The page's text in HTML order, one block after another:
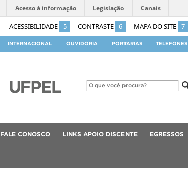
ACESSIBILIDADE 5 CONTRASTE 6 MAPA DO SITE 7
Acesso à informação Legislação Canais
INTERNACIONAL OUVIDORIA PORTARIAS TELEFONES
FALE CONOSCO LINKS APOIO DISCENTE EGRESSOS